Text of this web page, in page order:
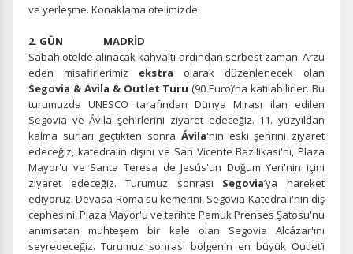
ve yerleşme. Konaklama otelimizde.
2. GÜN MADRİD
Sabah otelde alınacak kahvaltı ardından serbest zaman. Arzu
eden misafirlerimiz ekstra olarak düzenlenecek olan
Segovia & Avila & Outlet Turu (90 Euro)’na katılabilirler. Bu
turumuzda UNESCO tarafından Dünya Mirası ilan edilen
Segovia ve Ávila şehirlerini ziyaret edeceğiz. 11. yüzyıldan
kalma surları geçtikten sonra Ávila'nın eski şehrini ziyaret
edeceğiz, katedralin dışını ve San Vicente Bazilikası'nı, Plaza
Mayor'u ve Santa Teresa de Jesús'un Doğum Yeri'nin içini
ziyaret edeceğiz. Turumuz sonrası Segovia’ya hareket
ediyoruz. Devasa Roma su kemerini, Segovia Katedrali'nin dış
cephesini, Plaza Mayor'u ve tarihte Pamuk Prenses Şatosu'nu
anımsatan muhteşem bir kale olan Segovia Alcázar'ını
seyredeceğiz. Turumuz sonrası bölgenin en büyük Outlet’i